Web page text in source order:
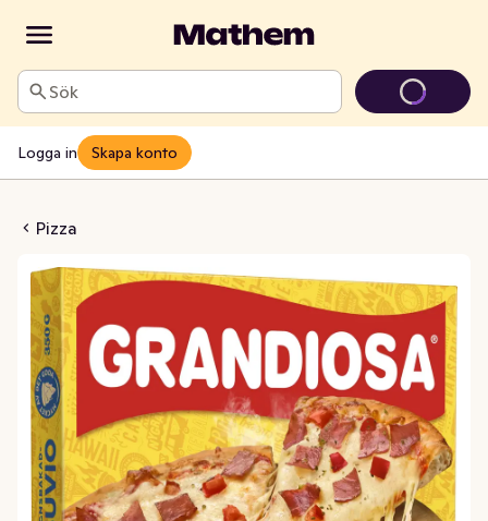
Sök
Logga in Skapa konto
Pizza
Fryst